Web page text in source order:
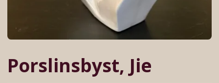
Porslinsbyst, Jie